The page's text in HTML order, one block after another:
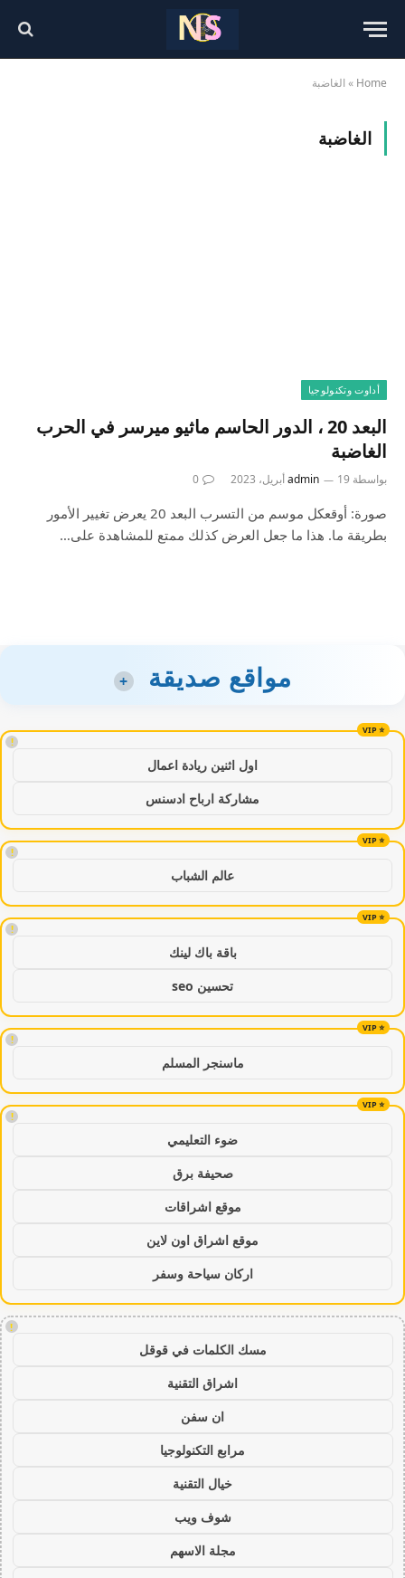
Home
» الغاضبة
الغاضبة
أداوت وتكنولوجيا
البعد 20 ، الدور الحاسم ماثيو ميرسر في الحرب
الغاضبة
بواسطة admin 19 أبريل، 2023 0
صورة: أوقعكل موسم من التسرب البعد 20 يعرض تغيير الأمور
بطريقة ما. هذا ما جعل العرض كذلك ممتع للمشاهدة على…
مواقع صديقة +
!
اول اثنين ريادة اعمال
مشاركة ارباح ادسنس
!
عالم الشباب
!
باقة باك لينك
تحسين seo
!
ماسنجر المسلم
!
ضوء التعليمي
صحيفة برق
موقع اشراقات
موقع اشراق اون لاين
اركان سياحة وسفر
!
مسك الكلمات في قوقل
اشراق التقنية
ان سفن
مرابع التكنولوجيا
خيال التقنية
شوف ويب
مجلة الاسهم